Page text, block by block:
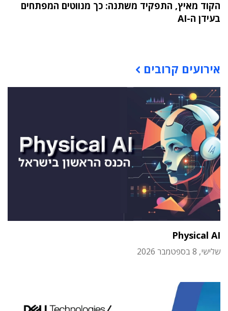
הקוד מאיץ, התפקיד משתנה: כך מנווטים המפתחים
בעידן ה-AI
אירועים קרובים
Physical AI
שלישי, 8 בספטמבר 2026